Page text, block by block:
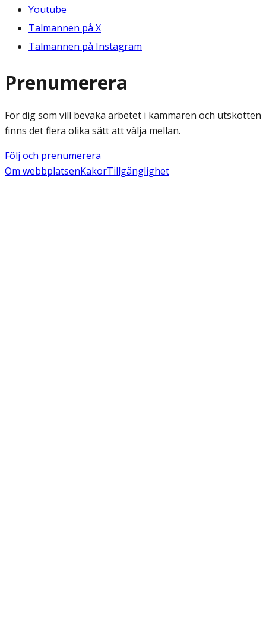
Youtube
Talmannen på X
Talmannen på Instagram
Prenumerera
För dig som vill bevaka arbetet i kammaren och utskotten
finns det flera olika sätt att välja mellan.
Följ och prenumerera
Om webbplatsenKakorTillgänglighet